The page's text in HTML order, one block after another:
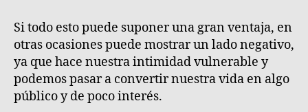
Si todo esto puede suponer una gran ventaja, en
otras ocasiones puede mostrar un lado negativo,
ya que hace nuestra intimidad vulnerable y
podemos pasar a convertir nuestra vida en algo
público y de poco interés.